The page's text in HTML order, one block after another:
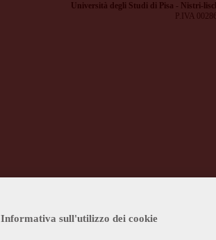
Informativa sull'utilizzo dei cookie
Università degli Studi di Pisa - Nistri-
P.IVA